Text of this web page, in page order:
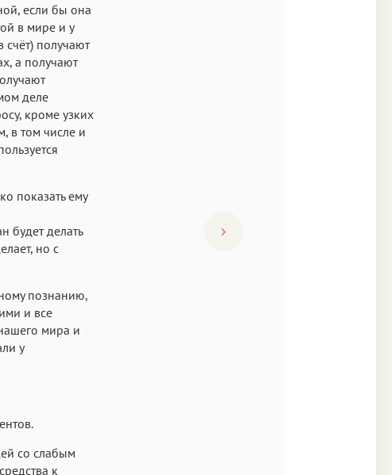
если бы она
в мире и у
счёт) получают
а получают
деле
кроме узких
в том числе и
показать ему
будет делать
но с
познанию,
и все
мира и
у
со слабым
к